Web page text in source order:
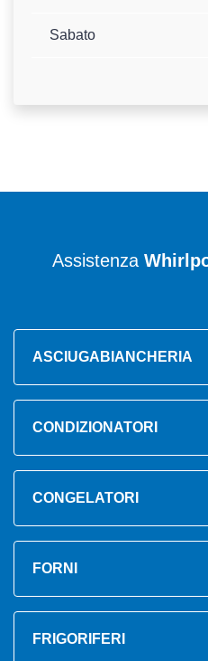
Sabato
Assistenza
ASCIUGABIANCHERIA
CONDIZIONATORI
CONGELATORI
FORNI
FRIGORIFERI